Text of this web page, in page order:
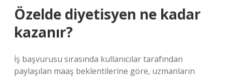
Özelde diyetisyen ne kadar
kazanır?
İş başvurusu sırasında kullanıcılar tarafından
paylaşılan maaş beklentilerine göre, uzmanların